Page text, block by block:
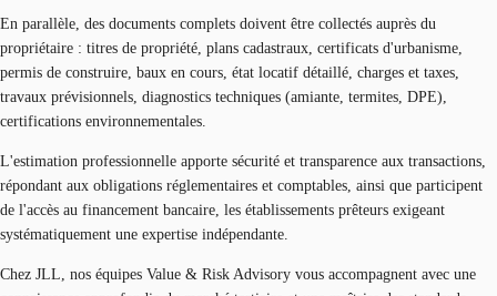
En parallèle, des documents complets doivent être collectés auprès du
propriétaire : titres de propriété, plans cadastraux, certificats d'urbanisme,
permis de construire, baux en cours, état locatif détaillé, charges et taxes,
travaux prévisionnels, diagnostics techniques (amiante, termites, DPE),
certifications environnementales.
L'estimation professionnelle apporte sécurité et transparence aux transactions,
répondant aux obligations réglementaires et comptables, ainsi que participent
de l'accès au financement bancaire, les établissements prêteurs exigeant
systématiquement une expertise indépendante.
Chez JLL, nos équipes Value & Risk Advisory vous accompagnent avec une